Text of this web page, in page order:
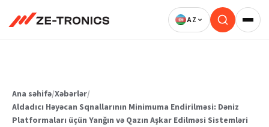
keç
Ana səhifə/Xəbərlər/
Aldadıcı Həyəcan Sqnallarının Minimuma Endirilməsi: Dəniz
Platformaları üçün Yanğın və Qazın Aşkar Edilməsi Sistemləri